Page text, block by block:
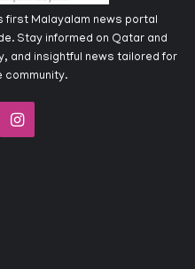
first Malayalam news portal
Stay informed on Qatar and
and insightful news tailored for
community.
Instagram